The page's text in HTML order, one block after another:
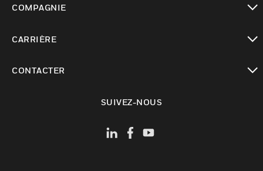
COMPAGNIE
CARRIÈRE
CONTACTER
SUIVEZ-NOUS